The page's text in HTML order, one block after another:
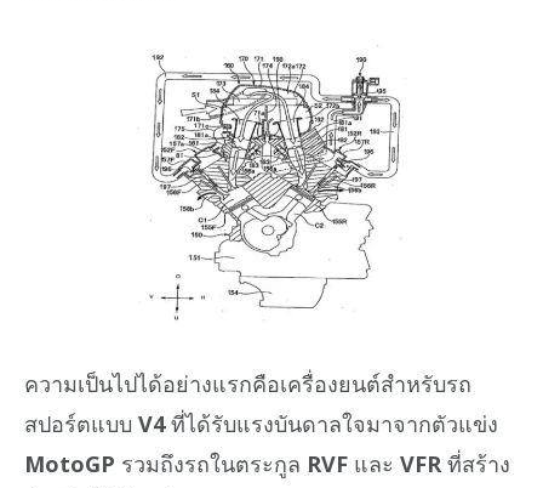
ความเป็นไปได้อย่างแรกคือเครื่องยนต์สำหรับรถ
สปอร์ตแบบ V4ที่ได้รับแรงบันดาลใจมาจากตัวแข่ง
MotoGP รวมถึงรถในตระกูล RVF และ VFR ที่สร้าง